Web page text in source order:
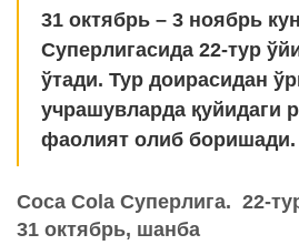
31 октябрь – 3 ноябрь
Суперлигасида 22-тур
ўтади. Тур доирасидан
учрашувларда қуйидаги
фаолият олиб боришади.
Coca Cola Суперлига. 22-
31 октябрь, шанба